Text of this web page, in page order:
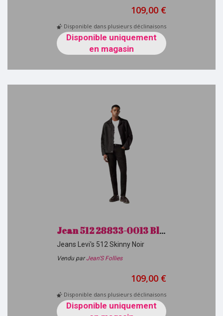
109,00 €
Disponible dans plusieurs déclinaisons
Disponible uniquement
en magasin
Jean 512 28833-0013 Black levi's H26
Jeans Levi's 512 Skinny Noir
Vendu parJean'S Follies
109,00 €
Disponible dans plusieurs déclinaisons
Disponible uniquement